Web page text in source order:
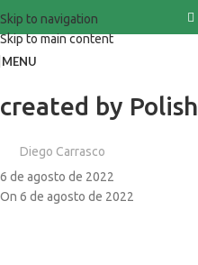
Skip to navigation
Skip to main content
MENU
created by Polish
Diego Carrasco
6 de agosto de 2022
On 6 de agosto de 2022